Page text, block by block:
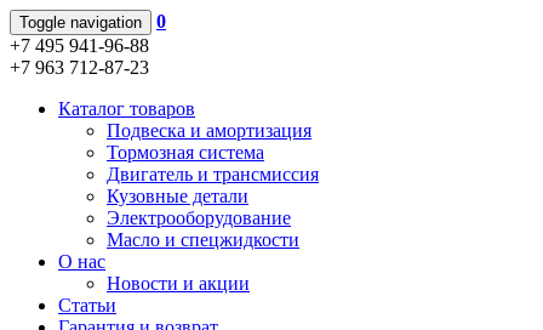
Toggle navigation
0
+7 495 941-96-88
+7 963 712-87-23
Каталог товаров
Подвеска и амортизация
Тормозная система
Двигатель и трансмиссия
Кузовные детали
Электрооборудование
Масло и спецжидкости
О нас
Новости и акции
Статьи